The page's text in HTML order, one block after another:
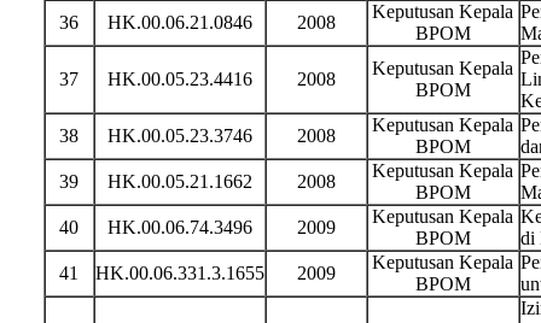
36 HK.00.06.21.0846 2008
Keputusan Kepala
BPOM
37 HK.00.05.23.4416 2008
Keputusan Kepala
BPOM
38
HK.00.05.23.3746 2008
Keputusan Kepala
BPOM
39
HK.00.05.21.1662 2008
Keputusan Kepala
BPOM
40
HK.00.06.74.3496 2009
Keputusan Kepala
BPOM
di
41
HK.00.06.331.3.1655 2009
Keputusan Kepala
BPOM